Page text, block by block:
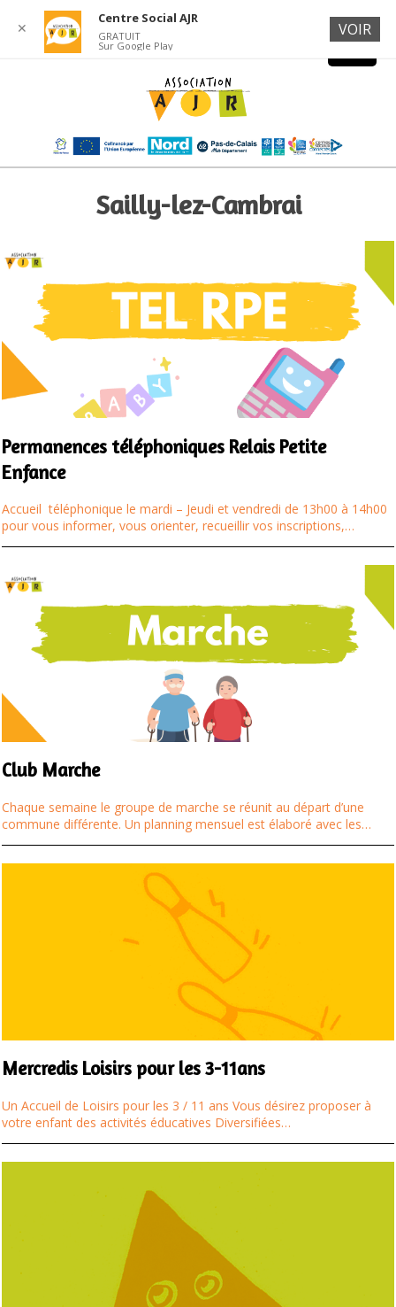
Sailly-lez-Cambrai
Permanences téléphoniques Relais Petite
Enfance
Accueil téléphonique le mardi – Jeudi et vendredi de 13h00 à 14h00
pour vous informer, vous orienter, recueillir vos inscriptions,…
Club Marche
Chaque semaine le groupe de marche se réunit au départ d’une
commune différente. Un planning mensuel est élaboré avec les…
Mercredis Loisirs pour les 3-11ans
Un Accueil de Loisirs pour les 3 / 11 ans Vous désirez proposer à
votre enfant des activités éducatives Diversifiées…
✕
Centre Social AJR
GRATUIT
Sur Google Play
VOIR